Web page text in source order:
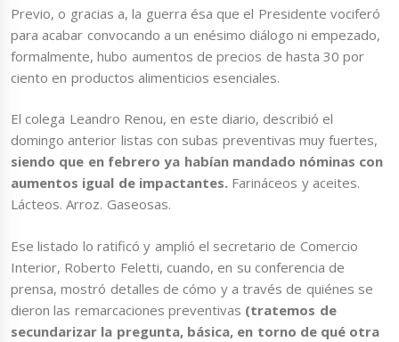
Previo, o gracias a, la guerra ésa que el Presidente vociferó
para acabar convocando a un enésimo diálogo ni empezado,
formalmente, hubo aumentos de precios de hasta 30 por
ciento en productos alimenticios esenciales.
El colega Leandro Renou, en este diario, describió el
domingo anterior listas con subas preventivas muy fuertes,
siendo que en febrero ya habían mandado nóminas con
aumentos igual de impactantes. Farináceos y aceites.
Lácteos. Arroz. Gaseosas.
Ese listado lo ratificó y amplió el secretario de Comercio
Interior, Roberto Feletti, cuando, en su conferencia de
prensa, mostró detalles de cómo y a través de quiénes se
dieron las remarcaciones preventivas (tratemos de
secundarizar la pregunta, básica, en torno de qué otra